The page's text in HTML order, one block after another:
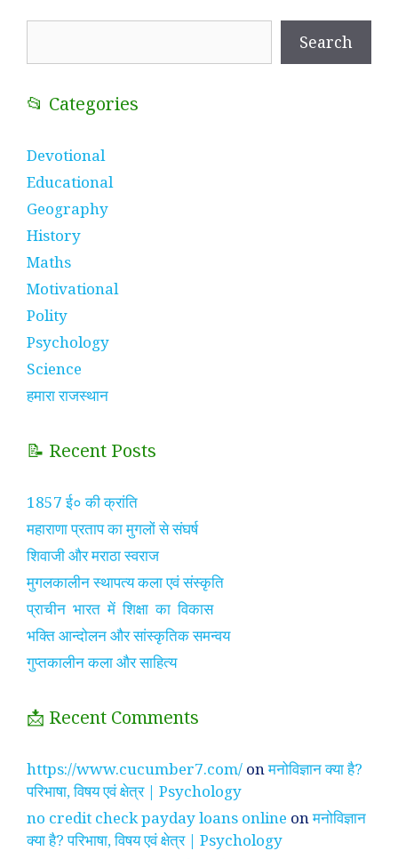
Search
📂 Categories
Devotional
Educational
Geography
History
Maths
Motivational
Polity
Psychology
Science
हमारा राजस्थान
📝 Recent Posts
1857 ई० की क्रांति
महाराणा प्रताप का मुगलों से संघर्ष
शिवाजी और मराठा स्वराज
मुगलकालीन स्थापत्य कला एवं संस्कृति
प्राचीन भारत में शिक्षा का विकास
भक्ति आन्दोलन और सांस्कृतिक समन्वय
गुप्तकालीन कला और साहित्य
📩 Recent Comments
https://www.cucumber7.com/ onमनोविज्ञान क्या है?
परिभाषा, विषय एवं क्षेत्र | Psychology
no credit check payday loans online onमनोविज्ञान
क्या है? परिभाषा, विषय एवं क्षेत्र | Psychology